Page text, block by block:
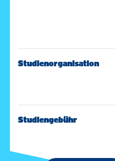
Studienorganisation
Studiengebühr